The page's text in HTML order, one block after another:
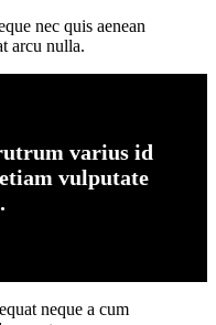
nec quis aenean
arcu nulla.
varius id
vulputate
neque a cum